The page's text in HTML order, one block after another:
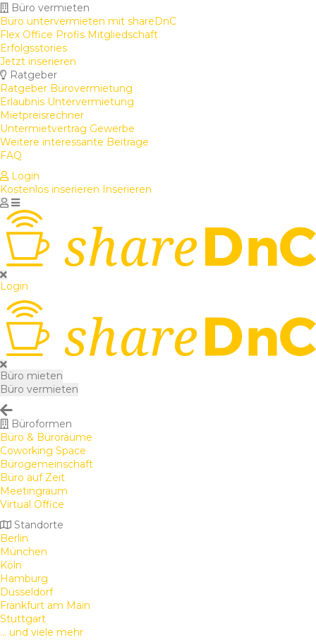
Büro vermieten
Büro untervermieten mit shareDnC
Flex Office Profis Mitgliedschaft
Erfolgsstories
Jetzt inserieren
Ratgeber
Ratgeber Bürovermietung
Erlaubnis Untervermietung
Mietpreisrechner
Untermietvertrag Gewerbe
Weitere interessante Beiträge
FAQ
Login
Kostenlos inserieren Inserieren
Login
Büro mieten
Büro vermieten
Büroformen
Büro & Büroräume
Coworking Space
Bürogemeinschaft
Büro auf Zeit
Meetingraum
Virtual Office
Standorte
Berlin
München
Köln
Hamburg
Düsseldorf
Frankfurt am Main
Stuttgart
... und viele mehr